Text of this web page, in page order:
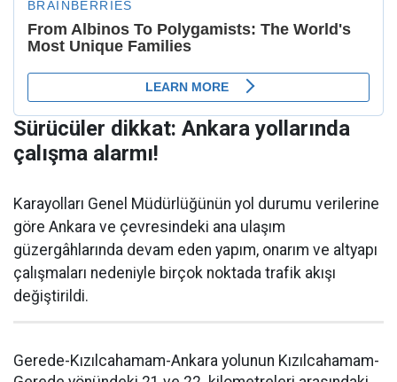
Sürücüler dikkat: Ankara yollarında
çalışma alarmı!
Karayolları Genel Müdürlüğünün yol durumu verilerine
göre Ankara ve çevresindeki ana ulaşım
güzergâhlarında devam eden yapım, onarım ve altyapı
çalışmaları nedeniyle birçok noktada trafik akışı
değiştirildi.
Gerede-Kızılcahamam-Ankara yolunun Kızılcahamam-